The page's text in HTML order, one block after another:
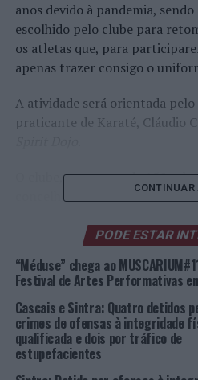
anos devido à pandemia,
escolhido pelo clube para
os atletas que, para
apenas trazer consigo o
A atividade será orientada
praticante de Karaté, Cláudio
O clube, com cerca de 150
concelho, desenvolve uma
hábitos de vida saudáveis da
Foto: DR.
TÓPICOS RELACIONADOS:
SINTRA
PRÓXIMO
CONTINUAR
PODE ESTAR
“Méduse” chega ao
Festival de Artes Performativas
Cascais e Sintra: Quatro detidos
crimes de ofensas à integridade
qualificada e dois por tráfico de
estupefacientes